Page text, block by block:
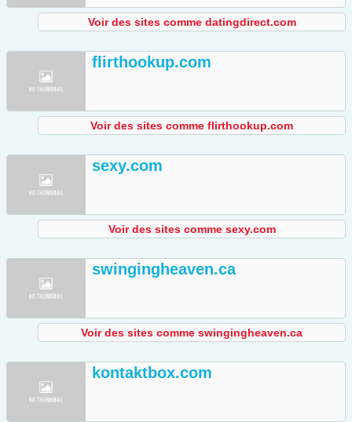
Voir des sites comme datingdirect.com
flirthookup.com
Voir des sites comme flirthookup.com
sexy.com
Voir des sites comme sexy.com
swingingheaven.ca
Voir des sites comme swingingheaven.ca
kontaktbox.com